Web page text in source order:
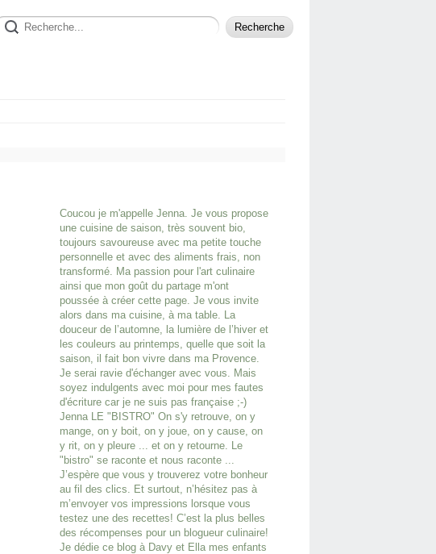
Coucou je m'appelle Jenna. Je vous propose
une cuisine de saison, très souvent bio,
toujours savoureuse avec ma petite touche
personnelle et avec des aliments frais, non
transformé. Ma passion pour l'art culinaire
ainsi que mon goût du partage m'ont
poussée à créer cette page. Je vous invite
alors dans ma cuisine, à ma table. La
douceur de l’automne, la lumière de l’hiver et
les couleurs au printemps, quelle que soit la
saison, il fait bon vivre dans ma Provence.
Je serai ravie d'échanger avec vous. Mais
soyez indulgents avec moi pour mes fautes
d'écriture car je ne suis pas française ;-)
Jenna LE "BISTRO" On s'y retrouve, on y
mange, on y boit, on y joue, on y cause, on
y rit, on y pleure ... et on y retourne. Le
"bistro" se raconte et nous raconte ...
J’espère que vous y trouverez votre bonheur
au fil des clics. Et surtout, n’hésitez pas à
m’envoyer vos impressions lorsque vous
testez une des recettes! C’est la plus belles
des récompenses pour un blogueur culinaire!
Je dédie ce blog à Davy et Ella mes enfants